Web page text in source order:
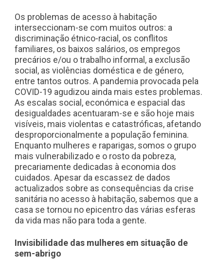
Os problemas de acesso à habitação
interseccionam-se com muitos outros: a
discriminação étnico-racial, os conflitos
familiares, os baixos salários, os empregos
precários e/ou o trabalho informal, a exclusão
social, as violências doméstica e de género,
entre tantos outros. A pandemia provocada pela
COVID-19 agudizou ainda mais estes problemas.
As escalas social, económica e espacial das
desigualdades acentuaram-se e são hoje mais
visíveis, mais violentas e catastróficas, afetando
desproporcionalmente a população feminina.
Enquanto mulheres e raparigas, somos o grupo
mais vulnerabilizado e o rosto da pobreza,
precariamente dedicadas à economia dos
cuidados. Apesar da escassez de dados
actualizados sobre as consequências da crise
sanitária no acesso à habitação, sabemos que a
casa se tornou no epicentro das várias esferas
da vida mas não para toda a gente.
Invisibilidade das mulheres em situação de
sem-abrigo